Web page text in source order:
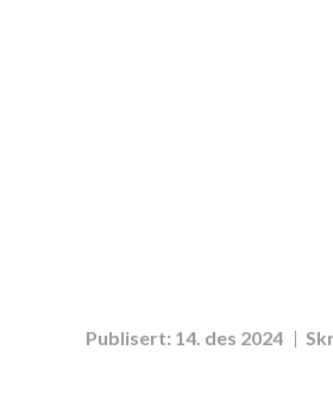
Publisert: 14. des 2024